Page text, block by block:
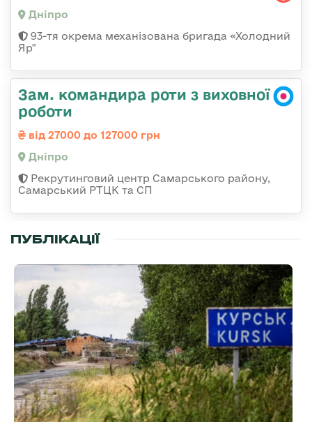
Дніпро
93-тя окрема механізована бригада «Холодний
Яр"
Зам. командира роти з виховної
роботи
від 27000 до 127000 грн
Дніпро
Рекрутинговий центр Самарського району,
Самарський РТЦК та СП
ПУБЛІКАЦІЇ